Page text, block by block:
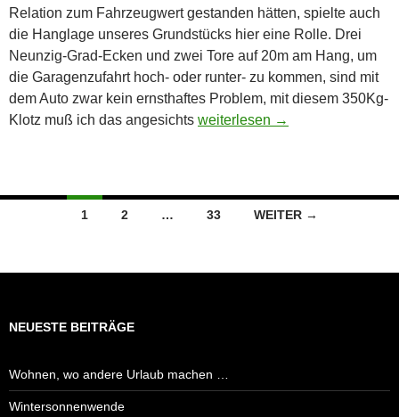
Relation zum Fahrzeugwert gestanden hätten, spielte auch
die Hanglage unseres Grundstücks hier eine Rolle. Drei
Neunzig-Grad-Ecken und zwei Tore auf 20m am Hang, um
die Garagenzufahrt hoch- oder runter- zu kommen, sind mit
dem Auto zwar kein ernsthaftes Problem, mit diesem 350Kg-
Klotz muß ich das angesichts Bis ans Ende der Welt …
weiterlesen →
Beitragsnavigation
1 2 … 33 WEITER →
NEUESTE BEITRÄGE
Wohnen, wo andere Urlaub machen …
Wintersonnenwende